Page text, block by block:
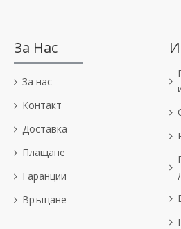
За Нас
За нас
Контакт
Доставка
Плащане
Гаранции
Връщане